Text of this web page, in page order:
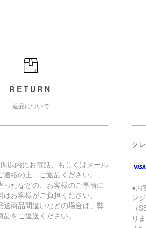
RETURN
返品について
以内にお電話、もしくはメール
絡の上、ご返品ください。
ったなどの、お客様のご事情に
お客様がご負担ください。
送商品間違いなどの場合は、弊
をご返送ください。
ク
●お
レ
（
り